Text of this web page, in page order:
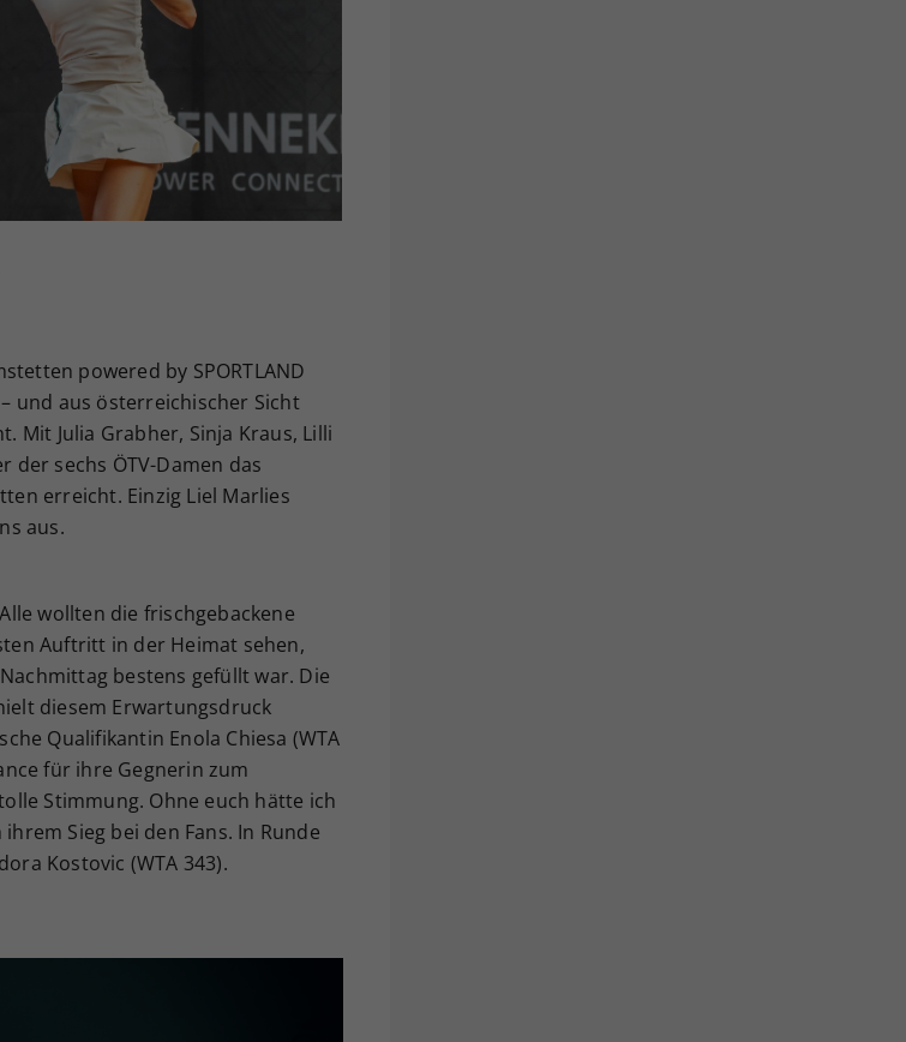
powered by SPORTLAND
und aus österreichischer Sicht
Mit Julia Grabher, Sinja Kraus, Lilli
der sechs ÖTV-Damen das
erreicht. Einzig Liel Marlies
aus.
wollten die frischgebackene
Auftritt in der Heimat sehen,
bestens gefüllt war. Die
diesem Erwartungsdruck
Qualifikantin Enola Chiesa (WTA
für ihre Gegnerin zum
Stimmung. Ohne euch hätte ich
Sieg bei den Fans. In Runde
Kostovic (WTA 343).
vorgenommen Einstellungen, falls der
Betreiber dies eingestellt hat.